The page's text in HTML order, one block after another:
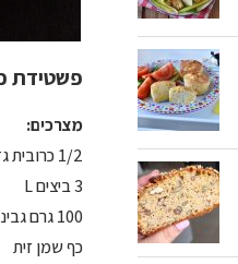
פשטידת
מצרכים:
1/2 כרובית גדולה או כרובית אחת קטנה
3 ביצים L
100 גרם גבינה בולגרית/פטה רכה (ואם אין? קראו למטה את הטיפים)
כף שמן זית